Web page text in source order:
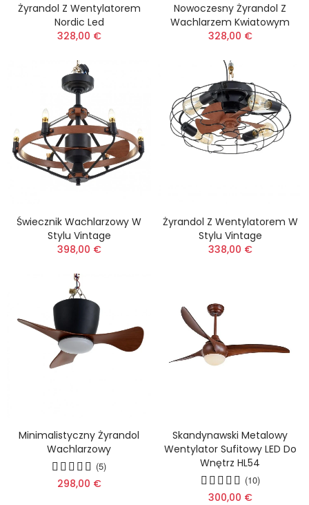
Żyrandol Z Wentylatorem
Nordic Led
328,00 €
Nowoczesny Żyrandol Z
Wachlarzem Kwiatowym
328,00 €
Świecznik Wachlarzowy W
Stylu Vintage
398,00 €
Żyrandol Z Wentylatorem W
Stylu Vintage
338,00 €
Minimalistyczny Żyrandol
Wachlarzowy
(5)
298,00 €
Skandynawski Metalowy
Wentylator Sufitowy LED Do
Wnętrz HL54
(10)
300,00 €